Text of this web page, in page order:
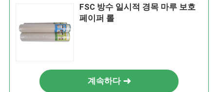
FSC 방수 일시적 경목 마루 보호
페이퍼 롤
계속하다